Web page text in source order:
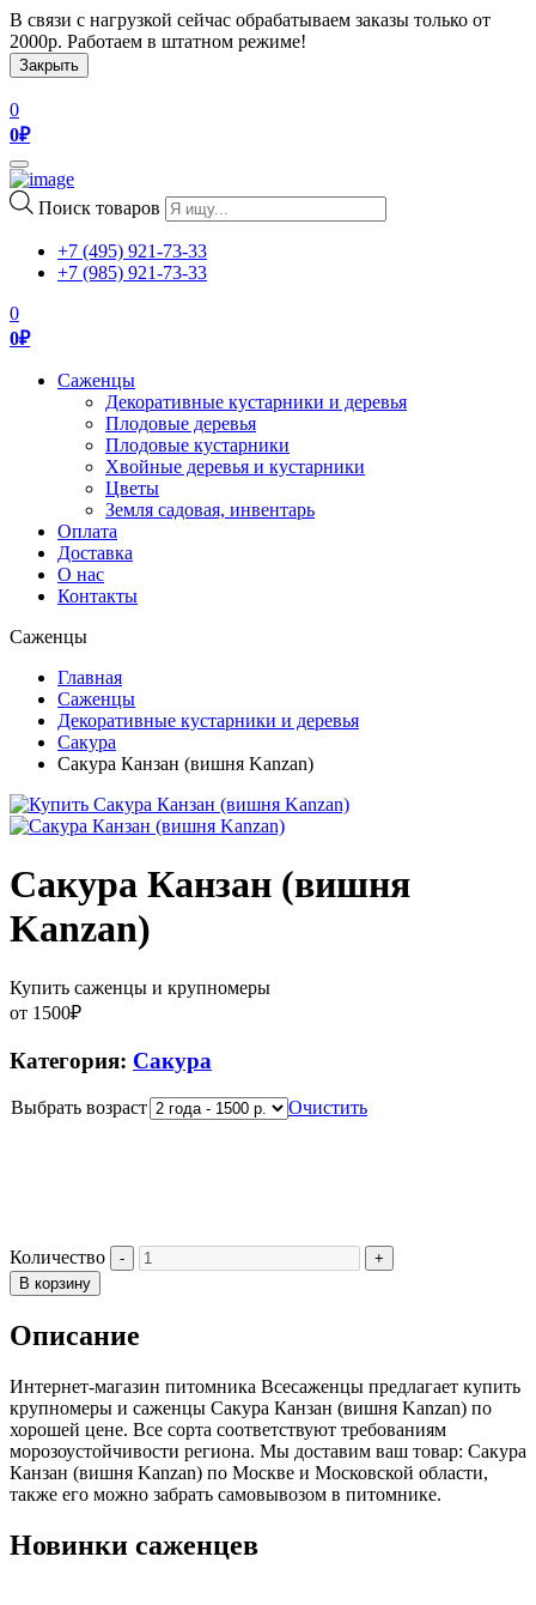
В связи с нагрузкой сейчас обрабатываем заказы только от
2000р. Работаем в штатном режиме!
Закрыть
0
0₽
Toggle
navigation
Поиск товаров
+7 (495) 921-73-33
+7 (985) 921-73-33
0
0₽
Саженцы
Декоративные кустарники и деревья
Плодовые деревья
Плодовые кустарники
Хвойные деревья и кустарники
Цветы
Земля садовая, инвентарь
Оплата
Доставка
О нас
Контакты
Саженцы
Главная
Саженцы
Декоративные кустарники и деревья
Сакура
Сакура Канзан (вишня Kanzan)
Сакура Канзан (вишня
Kanzan)
Купить саженцы и крупномеры
от 1500₽
Категория: Сакура
Выбрать возраст Очистить
Количество
В корзину
Описание
Интернет-магазин питомника Всесаженцы предлагает купить
крупномеры и саженцы Сакура Канзан (вишня Kanzan) по
хорошей цене. Все сорта соответствуют требованиям
морозоустойчивости региона. Мы доставим ваш товар: Сакура
Канзан (вишня Kanzan) по Москве и Московской области,
также его можно забрать самовывозом в питомнике.
Новинки саженцев